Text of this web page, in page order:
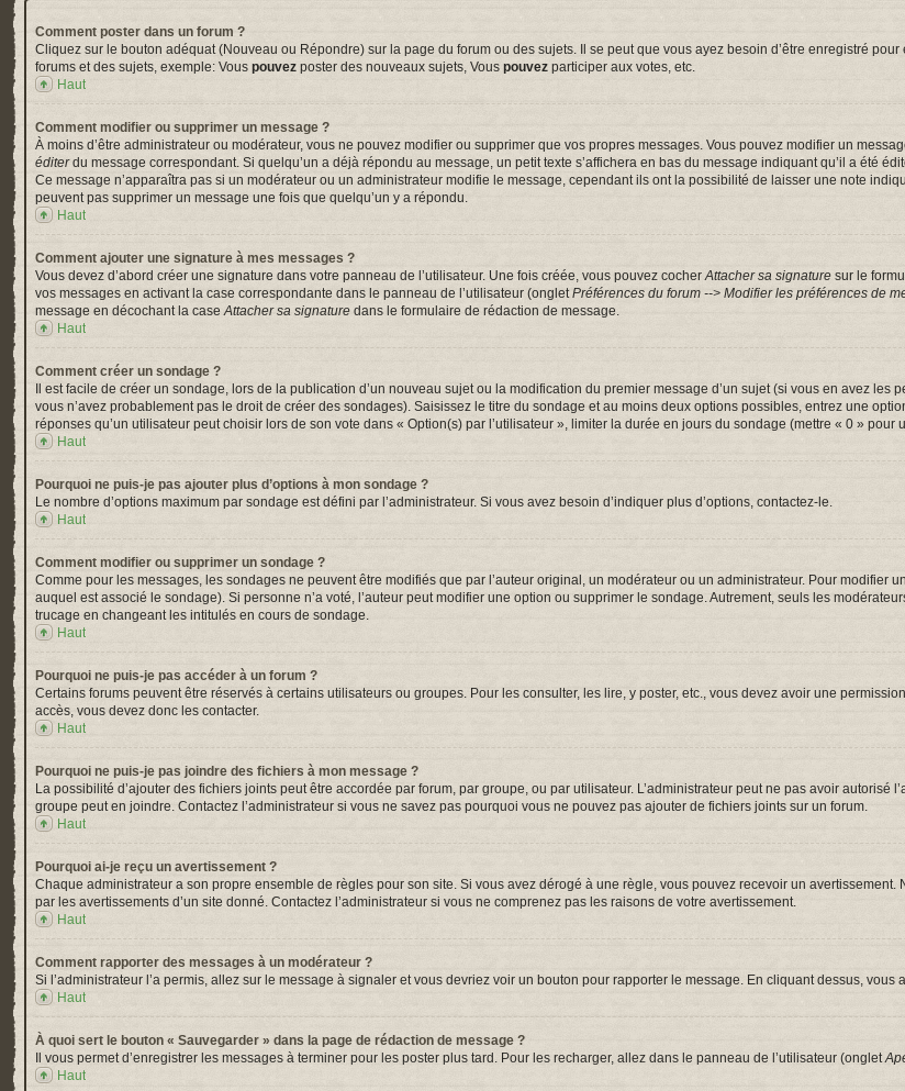
Comment poster dans un forum ?
Cliquez sur le bouton adéquat (Nouveau ou Répondre) sur la page du forum ou des sujets. Il se peut que vous ayez besoin d’être enregistré
forums et des sujets, exemple: Vous pouvez poster des nouveaux sujets, Vous pouvez participer aux votes, etc.
Haut
Comment modifier ou supprimer un message ?
À moins d’être administrateur ou modérateur, vous ne pouvez modifier ou supprimer que vos propres messages. Vous pouvez modifier un
éditerdu message correspondant. Si quelqu’un a déjà répondu au message, un petit texte s’affichera en bas du message indiquant qu’il a été
Ce message n’apparaîtra pas si un modérateur ou un administrateur modifie le message, cependant ils ont la possibilité de laisser une note
peuvent pas supprimer un message une fois que quelqu’un y a répondu.
Haut
Comment ajouter une signature à mes messages ?
Vous devez d’abord créer une signature dans votre panneau de l’utilisateur. Une fois créée, vous pouvez cocherAttacher sa signature sur le
vos messages en activant la case correspondante dans le panneau de l’utilisateur (ongletPréférences du forum --> Modifier les préférences de
message en décochant la caseAttacher sa signature dans le formulaire de rédaction de message.
Haut
Comment créer un sondage ?
Il est facile de créer un sondage, lors de la publication d’un nouveau sujet ou la modification du premier message d’un sujet (si vous en avez les
vous n’avez probablement pas le droit de créer des sondages). Saisissez le titre du sondage et au moins deux options possibles, entrez une
réponses qu’un utilisateur peut choisir lors de son vote dans « Option(s) par l’utilisateur », limiter la durée en jours du sondage (mettre « 0 »
Haut
Pourquoi ne puis-je pas ajouter plus d’options à mon sondage ?
Le nombre d’options maximum par sondage est défini par l’administrateur. Si vous avez besoin d’indiquer plus d’options, contactez-le.
Haut
Comment modifier ou supprimer un sondage ?
Comme pour les messages, les sondages ne peuvent être modifiés que par l’auteur original, un modérateur ou un administrateur. Pour modifier
auquel est associé le sondage). Si personne n’a voté, l’auteur peut modifier une option ou supprimer le sondage. Autrement, seuls les
trucage en changeant les intitulés en cours de sondage.
Haut
Pourquoi ne puis-je pas accéder à un forum ?
Certains forums peuvent être réservés à certains utilisateurs ou groupes. Pour les consulter, les lire, y poster, etc., vous devez avoir une
accès, vous devez donc les contacter.
Haut
Pourquoi ne puis-je pas joindre des fichiers à mon message ?
La possibilité d’ajouter des fichiers joints peut être accordée par forum, par groupe, ou par utilisateur. L’administrateur peut ne pas avoir
groupe peut en joindre. Contactez l’administrateur si vous ne savez pas pourquoi vous ne pouvez pas ajouter de fichiers joints sur un forum.
Haut
Pourquoi ai-je reçu un avertissement ?
Chaque administrateur a son propre ensemble de règles pour son site. Si vous avez dérogé à une règle, vous pouvez recevoir un avertissement.
par les avertissements d’un site donné. Contactez l’administrateur si vous ne comprenez pas les raisons de votre avertissement.
Haut
Comment rapporter des messages à un modérateur ?
Si l’administrateur l’a permis, allez sur le message à signaler et vous devriez voir un bouton pour rapporter le message. En cliquant dessus,
Haut
À quoi sert le bouton « Sauvegarder » dans la page de rédaction de message ?
Il vous permet d’enregistrer les messages à terminer pour les poster plus tard. Pour les recharger, allez dans le panneau de l’utilisateur (onglet
Haut